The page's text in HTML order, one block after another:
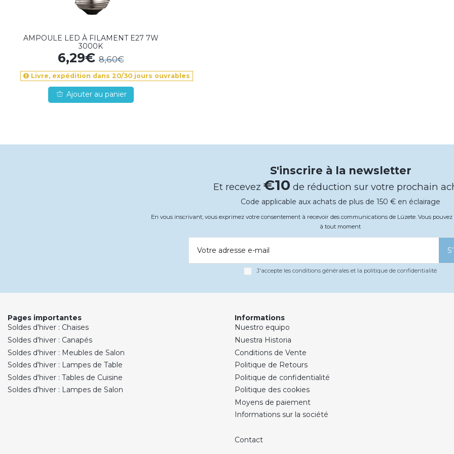
AMPOULE LED À FILAMENT E27 7W
3000K
6,29€8,60€
Livre, expédition dans 20/30 jours ouvrables
Ajouter au panier
S'inscrire à la newsletter
Et recevez€10 de réduction sur votre prochain
Code applicable aux achats de plus de 150 € en éclairage
En vous inscrivant, vous exprimez votre consentement à recevoir des communications de Lúzete. Vous
à tout moment
Votre adresse e-mail
J'accepte les conditions générales et la politique de confidentialité
Pages importantes
Soldes d'hiver : Chaises
Soldes d'hiver : Canapés
Soldes d'hiver : Meubles de Salon
Soldes d'hiver : Lampes de Table
Soldes d'hiver : Tables de Cuisine
Soldes d'hiver : Lampes de Salon
Informations
Nuestro equipo
Nuestra Historia
Conditions de Vente
Politique de Retours
Politique de confidentialité
Politique des cookies
Moyens de paiement
Informations sur la société
Contact